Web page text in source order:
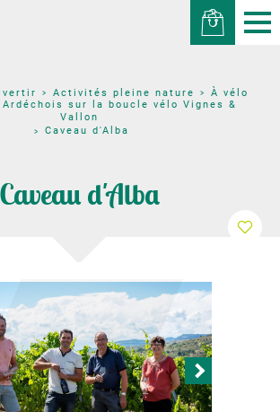
Activités pleine nature
À vélo
Ardéchois sur la boucle vélo Vignes &
Vallon
Caveau d'Alba
Caveau d'Alba